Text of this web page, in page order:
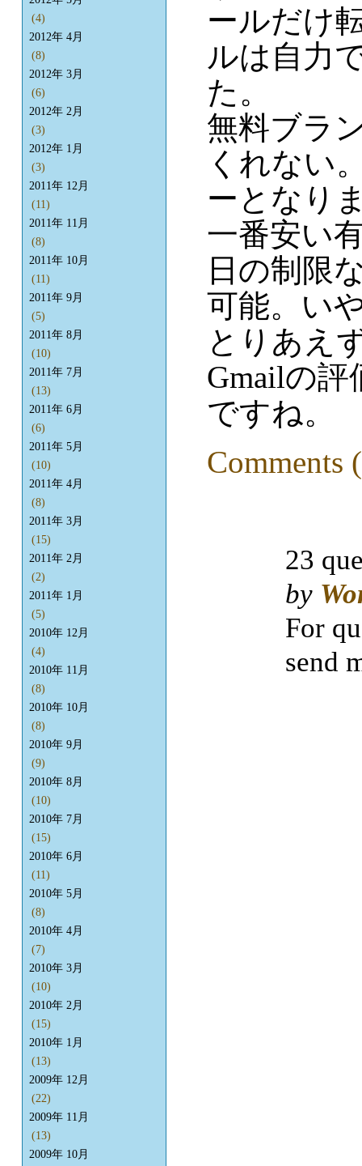
ールだけ
ルは自力
た。
無料ブラ
くれない
ーとなり
一番安い
日の制限
可能。い
とりあえ
Gmailの
ですね。
Comments
(4)
2012年 4月
(8)
2012年 3月
(6)
2012年 2月
(3)
2012年 1月
(3)
2011年 12月
(11)
2011年 11月
(8)
2011年 10月
(11)
2011年 9月
(5)
2011年 8月
(10)
2011年 7月
(13)
2011年 6月
(6)
2011年 5月
(10)
2011年 4月
(8)
2011年 3月
(15)
2011年 2月
(2)
2011年 1月
(5)
2010年 12月
(4)
2010年 11月
(8)
2010年 10月
(8)
2010年 9月
(9)
2010年 8月
(10)
2010年 7月
(15)
2010年 6月
(11)
2010年 5月
(8)
2010年 4月
(7)
2010年 3月
(10)
2010年 2月
(15)
2010年 1月
(13)
2009年 12月
(22)
2009年 11月
(13)
2009年 10月
23
by
For
send